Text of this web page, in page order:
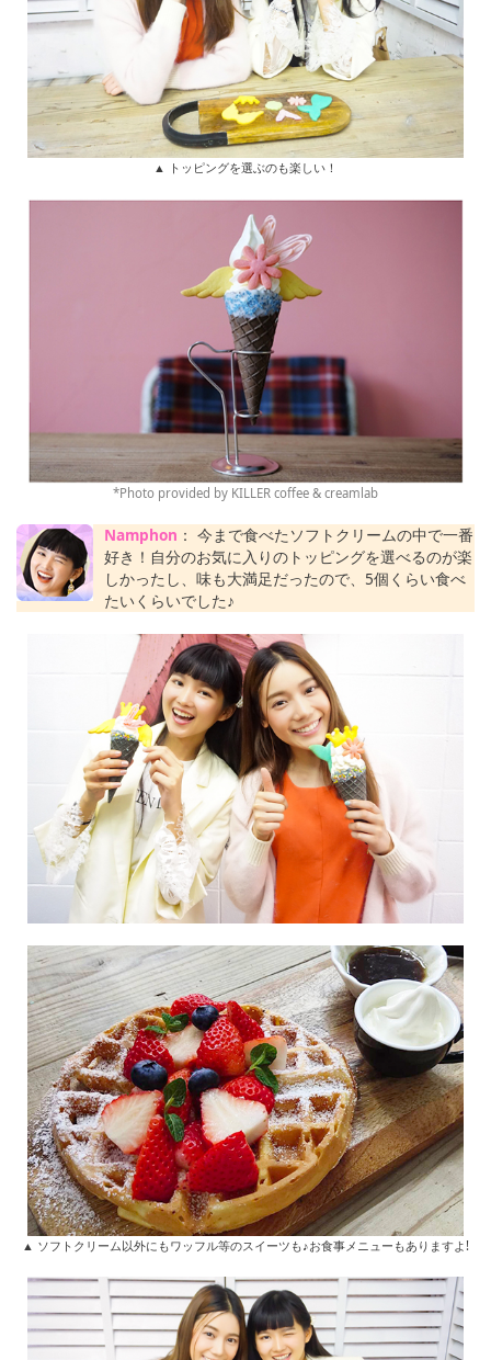
▲ トッピングを選ぶのも楽しい！
*Photo provided by KILLER coffee & creamlab
Namphon ： 今まで食べたソフトクリームの中で一番
好き！自分のお気に入りのトッピングを選べるのが楽
しかったし、味も大満足だったので、5個くらい食べ
たいくらいでした♪
▲ ソフトクリーム以外にもワッフル等のスイーツも♪お食事メニューもありますよ!